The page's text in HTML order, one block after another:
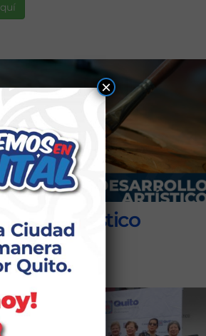
Artístico
×